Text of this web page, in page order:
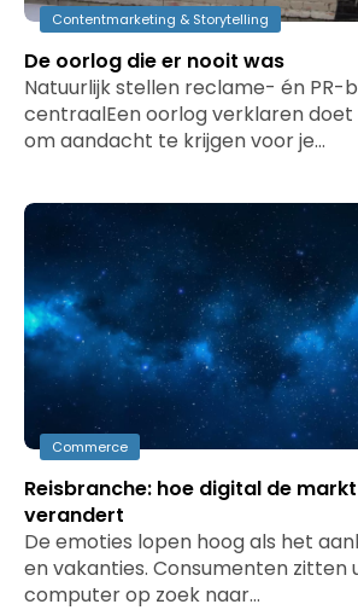
Contentmarketing & Storytelling
De oorlog die er nooit was
Natuurlijk stellen reclame- én PR-
centraalEen oorlog verklaren
om aandacht te krijgen voor je…
Commerce
Reisbranche: hoe digital de
verandert
De emoties lopen hoog als het
en vakanties. Consumenten zitten
computer op zoek naar…